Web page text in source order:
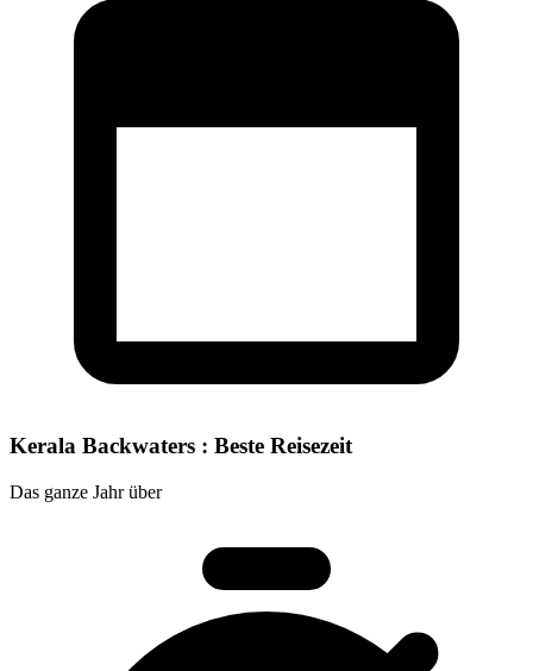
Kerala Backwaters : Beste Reisezeit
Das ganze Jahr über